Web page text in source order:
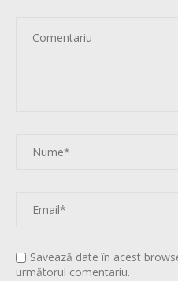
Savează date în acest
următorul comentariu.